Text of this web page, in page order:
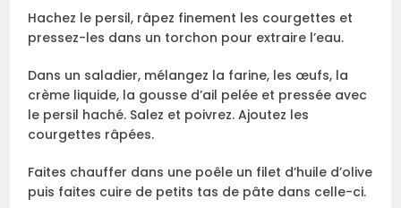
Hachez le persil, râpez finement les courgettes et
pressez-les dans un torchon pour extraire l’eau.
Dans un saladier, mélangez la farine, les œufs, la
crème liquide, la gousse d’ail pelée et pressée avec
le persil haché. Salez et poivrez. Ajoutez les
courgettes râpées.
Faites chauffer dans une poêle un filet d’huile d’olive
puis faites cuire de petits tas de pâte dans celle-ci.